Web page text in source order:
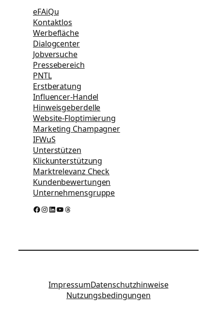
eFAiQu
Kontaktlos
Werbefläche
Dialogcenter
Jobversuche
Pressebereich
PNTL
Erstberatung
Influencer-Handel
Hinweisgeberdelle
Website-Floptimierung
Marketing Champagner
IFWuS
Unterstützen
Klickunterstützung
Marktrelevanz Check
Kundenbewertungen
Unternehmensgruppe
Facebook InstagramLinkedIn YouTube Threads
ImpressumDatenschutzhinweise
Nutzungsbedingungen